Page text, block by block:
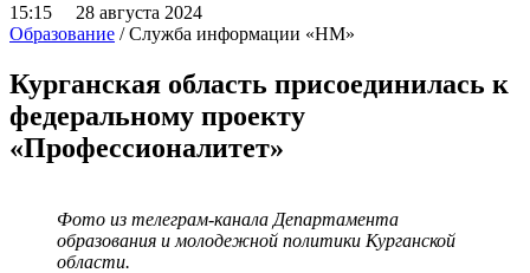
15:15 28 августа 2024
Образование / Служба информации «НМ»
Курганская область присоединилась к
федеральному проекту
«Профессионалитет»
Фото из телеграм-канала Департамента
образования и молодежной политики Курганской
области.